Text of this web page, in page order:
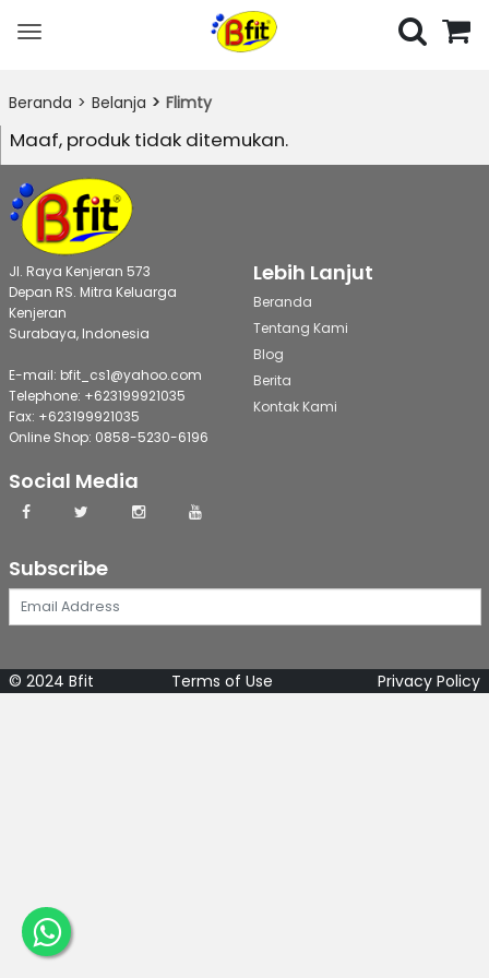
Toggle
Beranda
Belanja Flimty
Maaf, produk tidak ditemukan.
Jl. Raya Kenjeran 573
Depan RS. Mitra Keluarga
Kenjeran
Surabaya, Indonesia
E-mail: bfit_cs1@yahoo.com
Telephone: +623199921035
Fax: +623199921035
Online Shop: 0858-5230-6196
Lebih Lanjut
Beranda
Tentang Kami
Blog
Berita
Kontak Kami
Social Media
Subscribe
© 2024 Bfit Terms of Use Privacy Policy